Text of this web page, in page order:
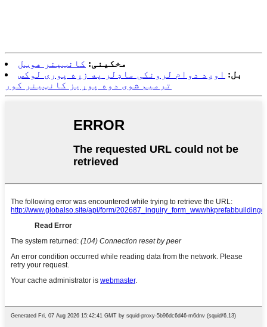
مخکینی: کانټینر هوټل
بل: اوږد دوام لرونکی ماډلر په زړه پوری لوکس
ترمیم شوی دوه پوړیز کانټینر کور